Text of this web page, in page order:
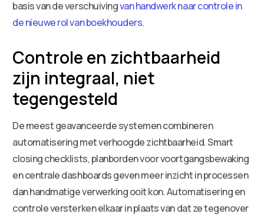
basis van de verschuivingvan handwerk naar controle in
de nieuwe rol van boekhouders.
Controle en zichtbaarheid
zijn integraal, niet
tegengesteld
De meest geavanceerde systemen combineren
automatisering met verhoogde zichtbaarheid. Smart
closing checklists, planborden voor voortgangsbewaking
en centrale dashboards geven meer inzicht in processen
dan handmatige verwerking ooit kon. Automatisering en
controle versterken elkaar in plaats van dat ze tegenover